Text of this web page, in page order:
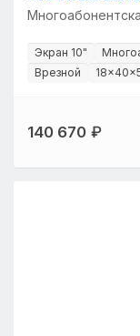
Экран 10"
Врезной
140 670 ₽